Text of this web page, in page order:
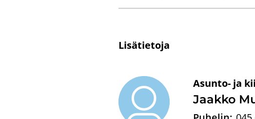
Li­sä­tie­to­ja
Jaak­ko
Asunto- ja